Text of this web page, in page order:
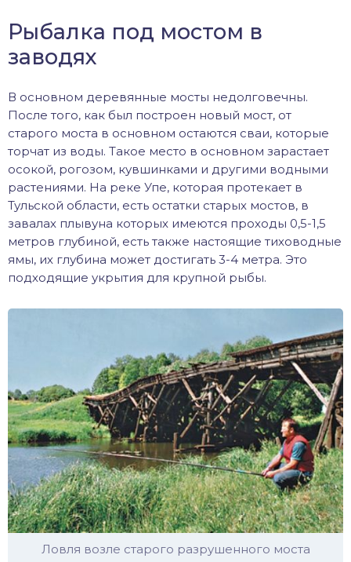
Рыбалка под мостом в
заводях
В основном деревянные мосты недолговечны.
После того, как был построен новый мост, от
старого моста в основном остаются сваи, которые
торчат из воды. Такое место в основном зарастает
осокой, рогозом, кувшинками и другими водными
растениями. На реке Упе, которая протекает в
Тульской области, есть остатки старых мостов, в
завалах плывуна которых имеются проходы 0,5-1,5
метров глубиной, есть также настоящие тиховодные
ямы, их глубина может достигать 3-4 метра. Это
подходящие укрытия для крупной рыбы.
Ловля возле старого разрушенного моста